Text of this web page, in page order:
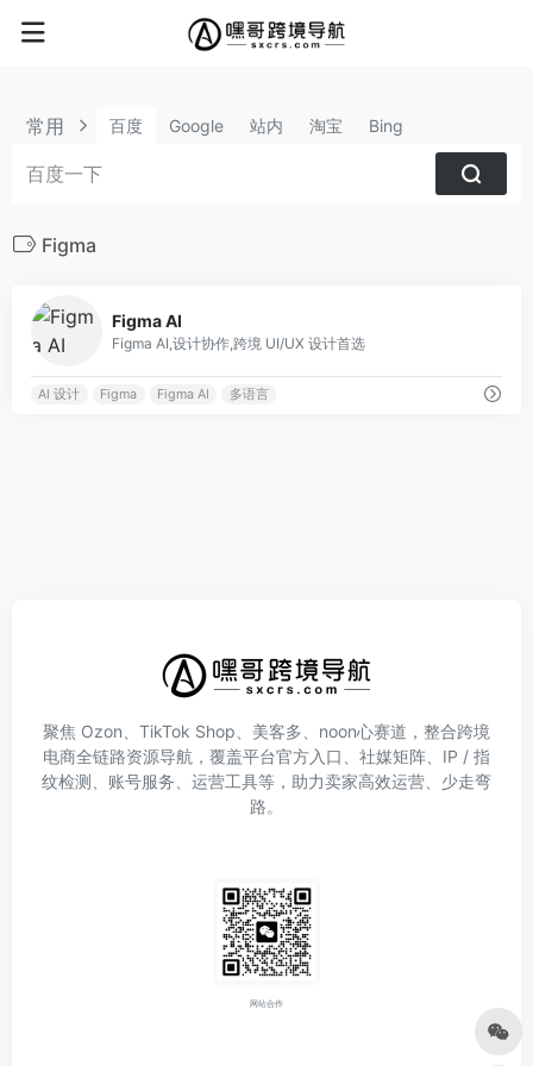
常用 百度 Google 站内 淘宝 Bing
Figma
Figma AI
Figma AI,设计协作,跨境 UI/UX 设计首选
AI 设计 Figma Figma AI 多语言
聚焦 Ozon、TikTok Shop、美客多、noon心赛道，整合跨境
电商全链路资源导航，覆盖平台官方入口、社媒矩阵、IP / 指
纹检测、账号服务、运营工具等，助力卖家高效运营、少走弯
路。
网站合作